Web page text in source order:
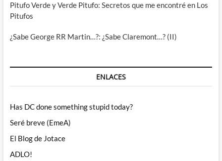
Pitufo Verde y Verde Pitufo: Secretos que me encontré en Los
Pitufos
¿Sabe George RR Martin…?: ¿Sabe Claremont…? (II)
ENLACES
Has DC done something stupid today?
Seré breve (EmeA)
El Blog de Jotace
ADLO!